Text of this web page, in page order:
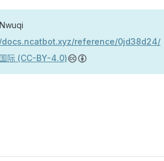
reference/0jd38d24/
际 (CC-BY-4.0)